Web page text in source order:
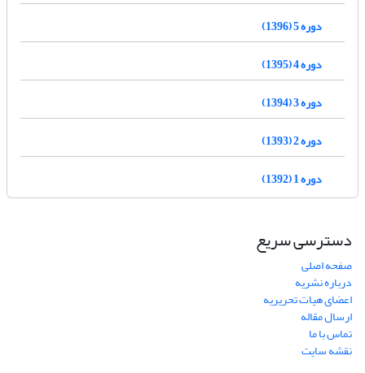
دوره 5 (1396)
دوره 4 (1395)
دوره 3 (1394)
دوره 2 (1393)
دوره 1 (1392)
دسترسی سریع
صفحه اصلی
درباره نشریه
اعضای هیات تحریریه
ارسال مقاله
تماس با ما
نقشه سایت